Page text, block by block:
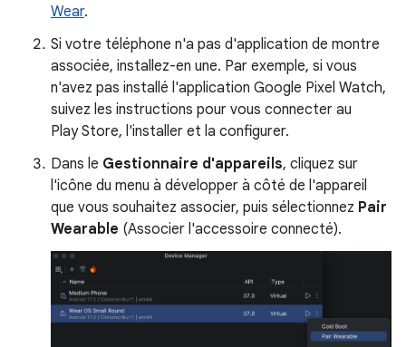
Wear.
Si votre téléphone n'a pas d'application de montre
associée, installez-en une. Par exemple, si vous
n'avez pas installé l'application Google Pixel Watch,
suivez les instructions pour vous connecter au
Play Store, l'installer et la configurer.
Dans le Gestionnaire d'appareils, cliquez sur
l'icône du menu à développer à côté de l'appareil
que vous souhaitez associer, puis sélectionnez Pair
Wearable (Associer l'accessoire connecté).